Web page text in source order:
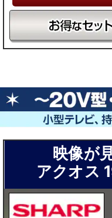
映像が
アクオス